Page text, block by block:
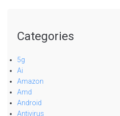
Categories
5g
Ai
Amazon
Amd
Android
Antivirus